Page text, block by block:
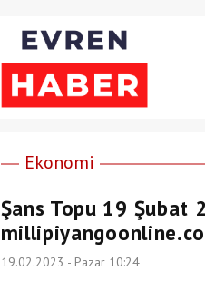
Ekonomi
Şans Topu 19 Şubat
19.02.2023 - Pazar 10:24